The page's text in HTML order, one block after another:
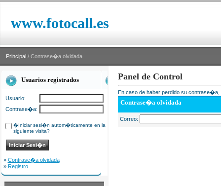
www.fotocall.es
Principal / Contrase�a olvidada
Usuarios registrados
Usuario:
Contrase�a:
�Iniciar sesi�n autom�ticamente en la
siguiente visita?
» Contrase�a olvidada
» Registro
Panel de Control
En caso de haber perdido su
Contrase�a olvidada
Correo: